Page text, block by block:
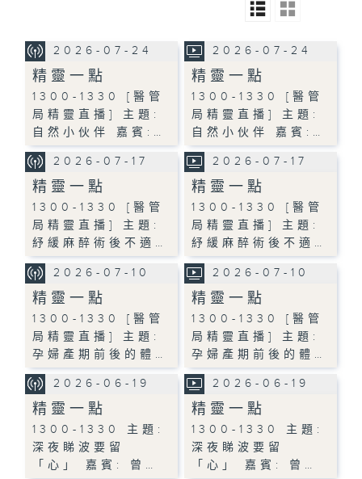
2026-07-24
精靈一點
1300-1330 [醫管
局精靈直播] 主題:
自然小伙伴 嘉賓:…
2026-07-24
精靈一點
1300-1330 [醫管
局精靈直播] 主題:
自然小伙伴 嘉賓:…
2026-07-17
精靈一點
1300-1330 [醫管
局精靈直播] 主題:
紓緩麻醉術後不適…
2026-07-17
精靈一點
1300-1330 [醫管
局精靈直播] 主題:
紓緩麻醉術後不適…
2026-07-10
精靈一點
1300-1330 [醫管
局精靈直播] 主題:
孕婦產期前後的體…
2026-07-10
精靈一點
1300-1330 [醫管
局精靈直播] 主題:
孕婦產期前後的體…
2026-06-19
精靈一點
1300-1330 主題:
深夜睇波要留
「心」 嘉賓: 曾…
2026-06-19
精靈一點
1300-1330 主題:
深夜睇波要留
「心」 嘉賓: 曾…